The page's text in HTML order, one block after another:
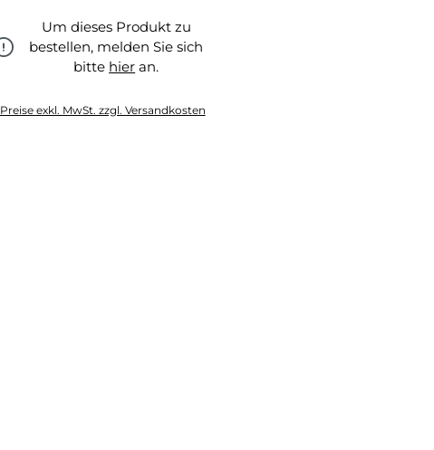
Um dieses Produkt zu
bestellen, melden Sie sich
bitte hier an.
Preise exkl. MwSt. zzgl. Versandkosten